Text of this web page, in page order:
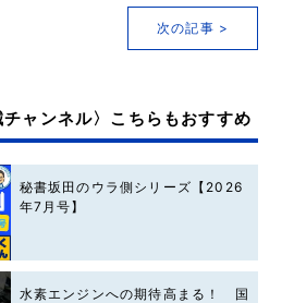
次の記事 >
チャンネル〉こちらもおすすめ
秘書坂田のウラ側シリーズ【2026
年7月号】
水素エンジンへの期待高まる！ 国